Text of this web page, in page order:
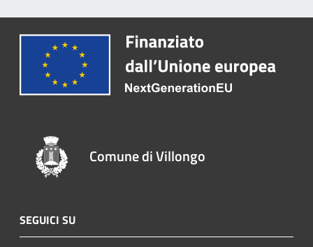
Comune di Villongo
SEGUICI SU